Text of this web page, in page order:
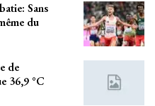
Sans
du
de
36,9 °C